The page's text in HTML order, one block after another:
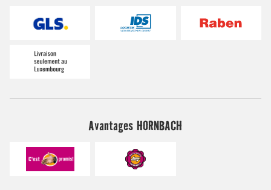
Avantages HORNBACH